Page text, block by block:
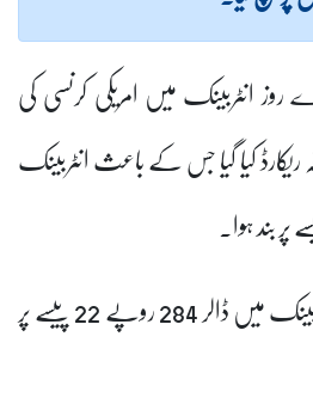
انٹربینک میں امریکی کرنسی کی
کا اضافہ ریکارڈ کیا گیا جس کے باعث انٹربینک
واضح رہے کہ گزشتہ روز انٹربینک میں ڈالر 284 روپے 22 پیسے پر